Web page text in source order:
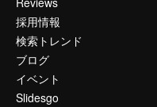
採用情報
検索トレンド
ブログ
イベント
Slidesgo